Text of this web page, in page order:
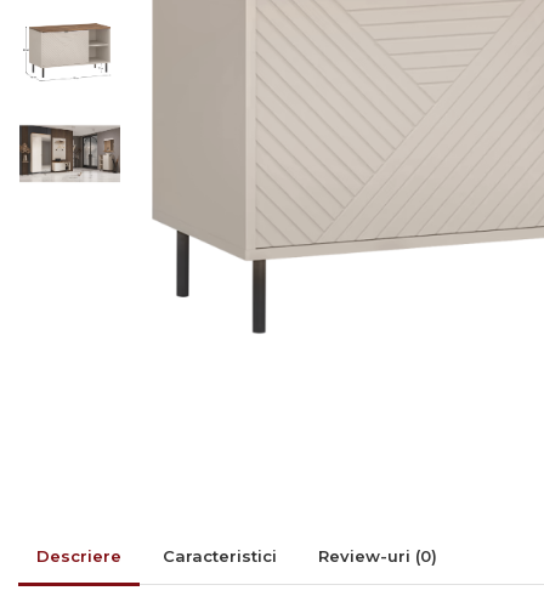
Mese sufragerie/dining
Rafturi/ etajere carti
Set mobilier Living
Seturi masa +scaune
Dormitor
Descriere Caracteristici Review-uri (0)